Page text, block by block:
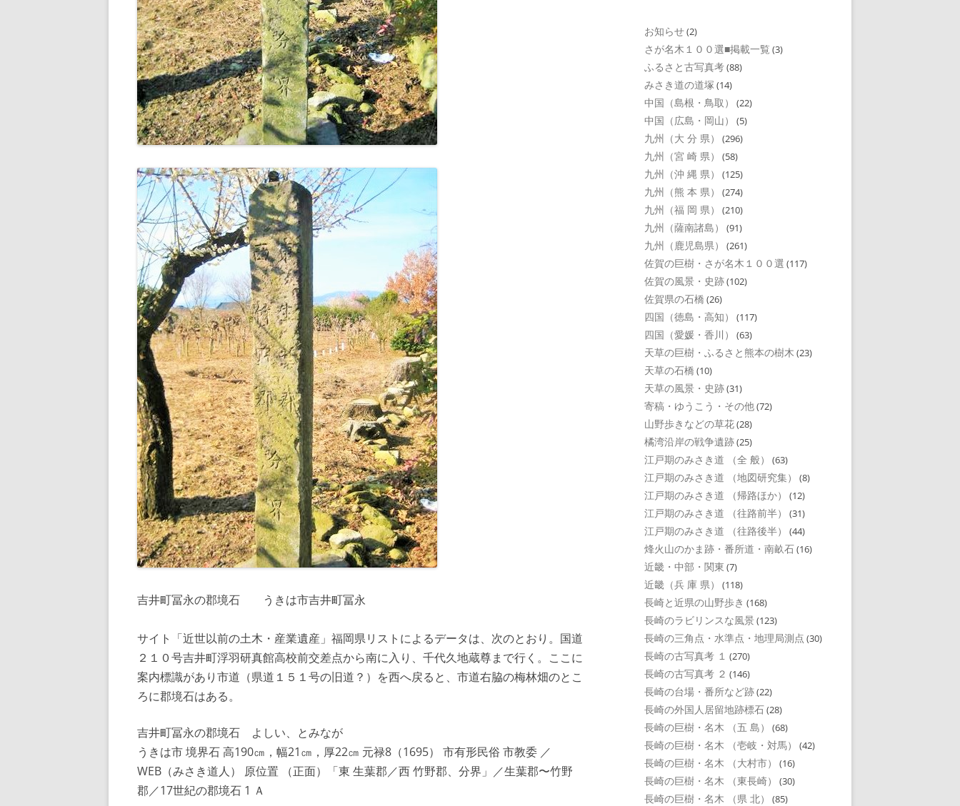
吉井町冨永の郡境石 うきは市吉井町冨永
サイト「近世以前の土木・産業遺産」福岡県リストによるデータは、次のとおり。国道
２１０号吉井町浮羽研真館高校前交差点から南に入り、千代久地蔵尊まで行く。ここに
案内標識があり市道（県道１５１号の旧道？）を西へ戻ると、市道右脇の梅林畑のとこ
ろに郡境石はある。
吉井町冨永の郡境石 よしい、とみなが
うきは市 境界石 高190㎝，幅21㎝，厚22㎝ 元禄8（1695） 市有形民俗 市教委 ／
WEB（みさき道人） 原位置 （正面）「東 生葉郡／西 竹野郡、分界」／生葉郡〜竹野
郡／17世紀の郡境石 1 Ａ
お知らせ(2)
さが名木１００選■掲載一覧 (3)
ふるさと古写真考(88)
みさき道の道塚 (14)
中国（島根・鳥取） (22)
中国（広島・岡山） (5)
九州（大 分 県） (296)
九州（宮 崎 県） (58)
九州（沖 縄 県） (125)
九州（熊 本 県） (274)
九州（福 岡 県） (210)
九州（薩南諸島） (91)
九州（鹿児島県） (261)
佐賀の巨樹・さが名木１００選 (117)
佐賀の風景・史跡(102)
佐賀県の石橋 (26)
四国（徳島・高知） (117)
四国（愛媛・香川） (63)
天草の巨樹・ふるさと熊本の樹木 (23)
天草の石橋 (10)
天草の風景・史跡(31)
寄稿・ゆうこう・その他(72)
山野歩きなどの草花(28)
橘湾沿岸の戦争遺跡(25)
江戸期のみさき道 （全 般） (63)
江戸期のみさき道 （地図研究集） (8)
江戸期のみさき道 （帰路ほか） (12)
江戸期のみさき道 （往路前半） (31)
江戸期のみさき道 （往路後半） (44)
烽火山のかま跡・番所道・南畝石(16)
近畿・中部・関東 (7)
近畿（兵 庫 県） (118)
長崎と近県の山野歩き (168)
長崎のラビリンスな風景 (123)
長崎の三角点・水準点・地理局測点 (30)
長崎の古写真考 １ (270)
長崎の古写真考 ２ (146)
長崎の台場・番所など跡(22)
長崎の外国人居留地跡標石(28)
長崎の巨樹・名木 （五 島） (68)
長崎の巨樹・名木 （壱岐・対馬） (42)
長崎の巨樹・名木 （大村市） (16)
長崎の巨樹・名木 （東長崎） (30)
長崎の巨樹・名木 （県 北） (85)